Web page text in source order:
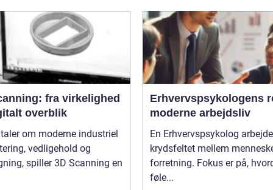
fra virkelighed
overblik
om moderne industriel
vedligehold og
spiller 3D Scanning en
Erhvervspsykologens
moderne arbejdsliv
En Erhvervspsykolog
krydsfeltet mellem
forretning. Fokus er på,
føle...